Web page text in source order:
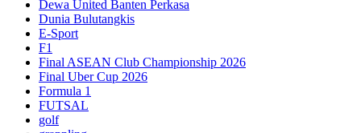
Dewa United Banten Perkasa
Dunia Bulutangkis
E-Sport
F1
Final ASEAN Club Championship 2026
Final Uber Cup 2026
Formula 1
FUTSAL
golf